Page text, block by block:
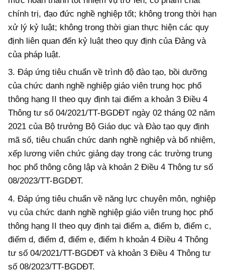
chính trị, đạo đức nghề nghiệp tốt; không trong thời hạn
xử lý kỷ luật; không trong thời gian thực hiện các quy
định liên quan đến kỷ luật theo quy định của Đảng và
của pháp luật.
3. Đáp ứng tiêu chuẩn về trình độ đào tạo, bồi dưỡng
của chức danh nghề nghiệp giáo viên trung học phổ
thông hạng II theo quy định tại điểm a khoản 3 Điều 4
Thông tư số 04/2021/TT-BGDĐT ngày 02 tháng 02 năm
2021 của Bộ trưởng Bộ Giáo dục và Đào tạo quy định
mã số, tiêu chuẩn chức danh nghề nghiệp và bổ nhiệm,
xếp lương viên chức giảng dạy trong các trường trung
học phổ thông công lập và khoản 2 Điều 4 Thông tư số
08/2023/TT-BGDĐT.
4. Đáp ứng tiêu chuẩn về năng lực chuyên môn, nghiệp
vụ của chức danh nghề nghiệp giáo viên trung học phổ
thông hạng II theo quy định tại điểm a, điểm b, điểm c,
điểm d, điểm đ, điểm e, điểm h khoản 4 Điều 4 Thông
tư số 04/2021/TT-BGDĐT và khoản 3 Điều 4 Thông tư
số 08/2023/TT-BGDĐT.